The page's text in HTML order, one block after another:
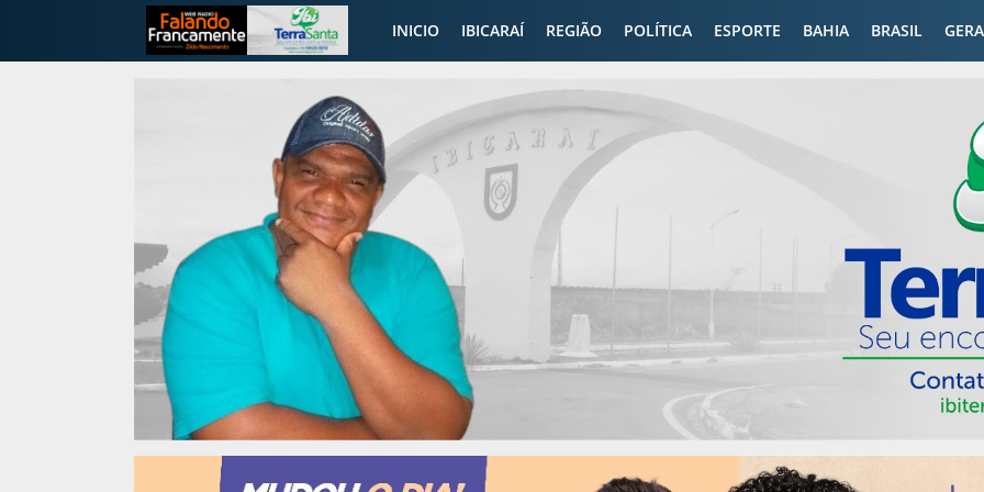
INICIO IBICARAÍ REGIÃO POLÍTICA ESPORTE BAHIA BRASIL